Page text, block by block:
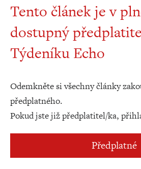
Tento článek je v
dostupný
Týdeníku Echo
Odemkněte si všechny články
předplatného.
Pokud jste již předplatitel/ka,
Předplatné